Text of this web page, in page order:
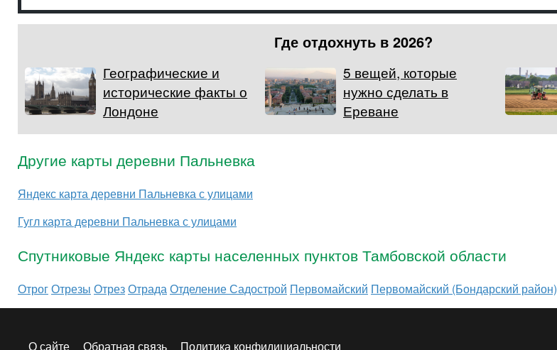
Где отдохнуть в 2026?
Географические и
исторические факты о
Лондоне
5 вещей, которые
нужно сделать в
Ереване
Другие карты деревни Пальневка
Яндекс карта деревни Пальневка с улицами
Гугл карта деревни Пальневка с улицами
Спутниковые Яндекс карты населенных пунктов Тамбовской области
ОтрогОтрезы ОтрезОтрадаОтделение Садострой Первомайский Первомайский (Бондарский район)
О сайте Обратная связь Политика конфидициальности